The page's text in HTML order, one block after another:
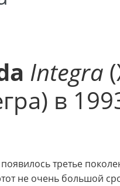
Integra
в
появилось третье
не очень большой